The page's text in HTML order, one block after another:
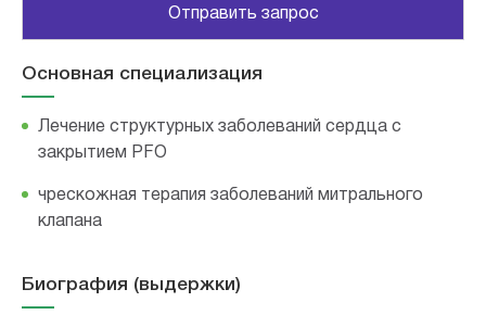
Отправить запрос
Основная специализация
Лечение структурных заболеваний сердца с
закрытием PFO
чрескожная терапия заболеваний митрального
клапана
Биография (выдержки)